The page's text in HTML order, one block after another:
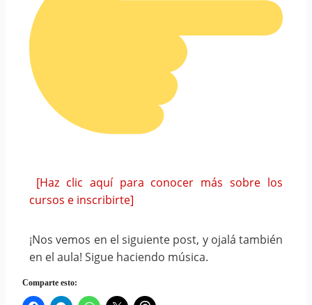
[Haz clic aquí para conocer más sobre los
cursos e inscribirte]
¡Nos vemos en el siguiente post, y ojalá también
en el aula! Sigue haciendo música.
Comparte esto: